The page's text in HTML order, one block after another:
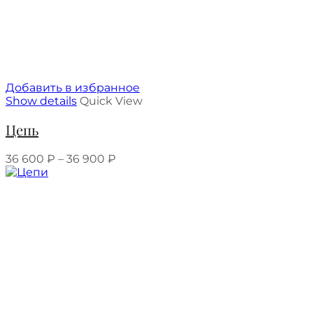
Добавить в избранное
Show details Quick View
Цепь
36 600 ₽ – 36 900 ₽